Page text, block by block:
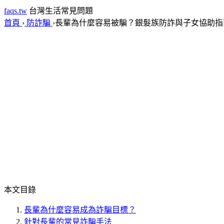
faqs.tw 台灣生活常見問題
首頁 › 防詐騙 ›長輩為什麼容易被騙？銀髮族防詐與子女協助
本文目錄
長輩為什麼容易成為詐騙目標？
針對長輩的常見詐騙手法